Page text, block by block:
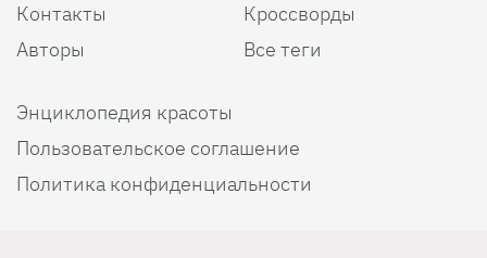
Контакты
Авторы
Кроссворды
Все теги
Энциклопедия красоты
Пользовательское соглашение
Политика конфиденциальности